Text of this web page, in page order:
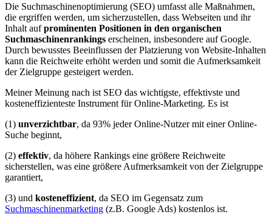
Die Suchmaschinenoptimierung (SEO) umfasst alle Maßnahmen,
die ergriffen werden, um sicherzustellen, dass Webseiten und ihr
Inhalt aufprominenten Positionen in den organischen
Suchmaschinenrankings erscheinen, insbesondere auf Google.
Durch bewusstes Beeinflussen der Platzierung von Website-Inhalten
kann die Reichweite erhöht werden und somit die Aufmerksamkeit
der Zielgruppe gesteigert werden.
Meiner Meinung nach ist SEO das wichtigste, effektivste und
kosteneffizienteste Instrument für Online-Marketing. Es ist
(1) unverzichtbar, da 93% jeder Online-Nutzer mit einer Online-
Suche beginnt,
(2) effektiv, da höhere Rankings eine größere Reichweite
sicherstellen, was eine größere Aufmerksamkeit von der Zielgruppe
garantiert,
(3) und kosteneffizient, da SEO im Gegensatz zum
Suchmaschinenmarketing (z.B. Google Ads) kostenlos ist.